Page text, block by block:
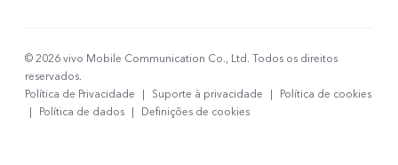
© 2026 vivo Mobile Communication Co., Ltd. Todos os direitos
reservados.
Política de Privacidade
| Suporte à privacidade |
Política de cookies
|
Política de dados | Definições de cookies